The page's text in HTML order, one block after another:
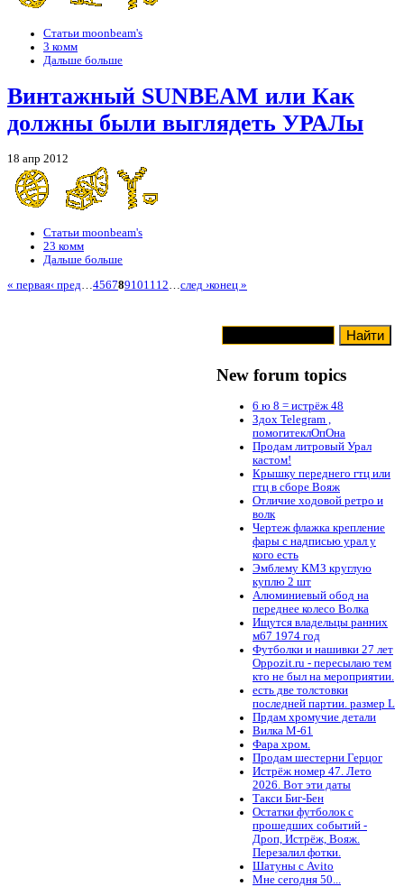
Статьи moonbeam's
3 комм
Дальше больше
Винтажный SUNBEAM или Как
должны были выглядеть УРАЛы
18 апр 2012
Статьи moonbeam's
23 комм
Дальше больше
« первая‹ пред…456789101112…след ›конец »
New forum topics
6 ю 8 = истрёж 48
Здох Telegram ,
помогитеклОпОна
Продам литровый Урал
кастом!
Крышку переднего гтц или
гтц в сборе Вояж
Отличие ходовой ретро и
волк
Чертеж флажка крепление
фары с надписью урал у
кого есть
Эмблему КМЗ круглую
куплю 2 шт
Алюминиевый обод на
переднее колесо Волка
Ищутся владельцы ранних
м67 1974 год
Футболки и нашивки 27 лет
Oppozit.ru - пересылаю тем
кто не был на мероприятии.
есть две толстовки
последней партии. размер L
Прдам хромучие детали
Вилка М-61
Фара хром.
Продам шестерни Герцог
Истрёж номер 47. Лето
2026. Вот эти даты
Такси Биг-Бен
Остатки футболок с
прошедших событий -
Дроп, Истрёж, Вояж.
Перезалил фотки.
Шатуны с Avito
Мне сегодня 50...